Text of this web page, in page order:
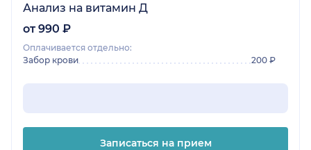
Анализ на витамин Д
от 990 ₽
Оплачивается отдельно:
Забор крови
200 ₽
Записаться на прием